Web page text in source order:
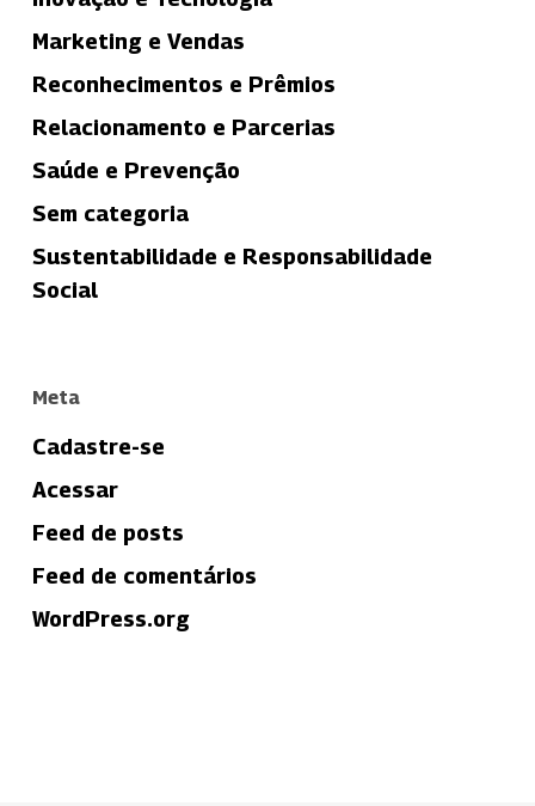
Marketing e Vendas
Reconhecimentos e Prêmios
Relacionamento e Parcerias
Saúde e Prevenção
Sem categoria
Sustentabilidade e Responsabilidade
Social
Meta
Cadastre-se
Acessar
Feed de posts
Feed de comentários
WordPress.org